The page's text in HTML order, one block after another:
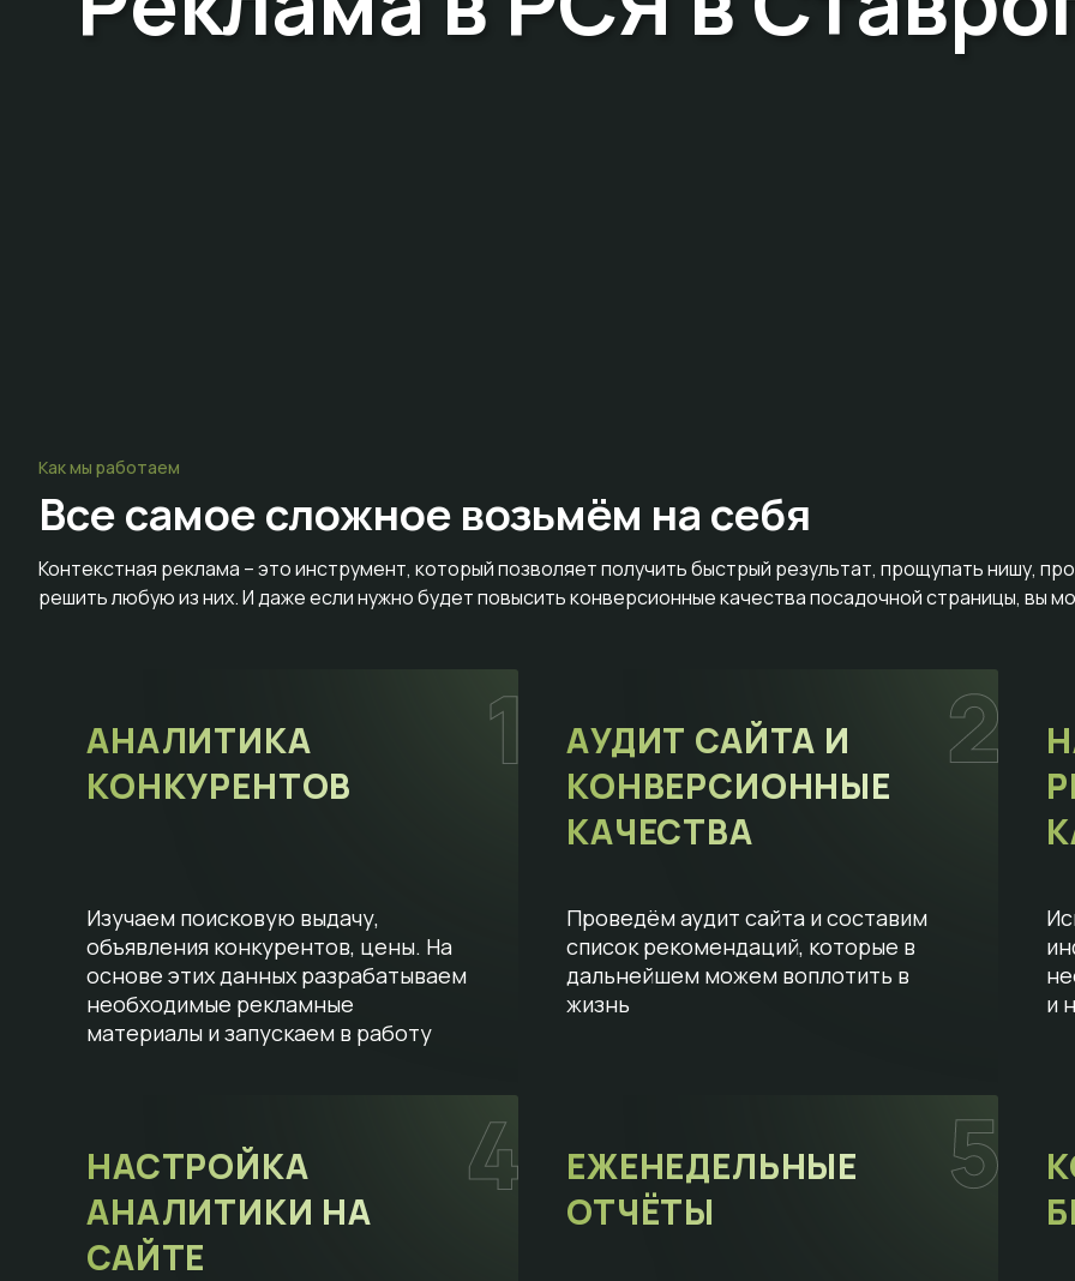
Как мы работаем
Все самое сложное возьмём на себя
Контекстная реклама – это инструмент, который позволяет получить быстрый результат, прощупать нишу,
решить любую из них. И даже если нужно будет повысить конверсионные качества посадочной страницы, вы
АНАЛИТИКА
КОНКУРЕНТОВ
Изучаем поисковую выдачу,
объявления конкурентов, цены. На
основе этих данных разрабатываем
необходимые рекламные
материалы и запускаем в работу
АУДИТ САЙТА И
КОНВЕРСИОННЫЕ
КАЧЕСТВА
Проведём аудит сайта и составим
список рекомендаций, которые в
дальнейшем можем воплотить в
жизнь
и
НАСТРОЙКА
АНАЛИТИКИ НА
САЙТЕ
ЕЖЕНЕДЕЛЬНЫЕ
ОТЧЁТЫ